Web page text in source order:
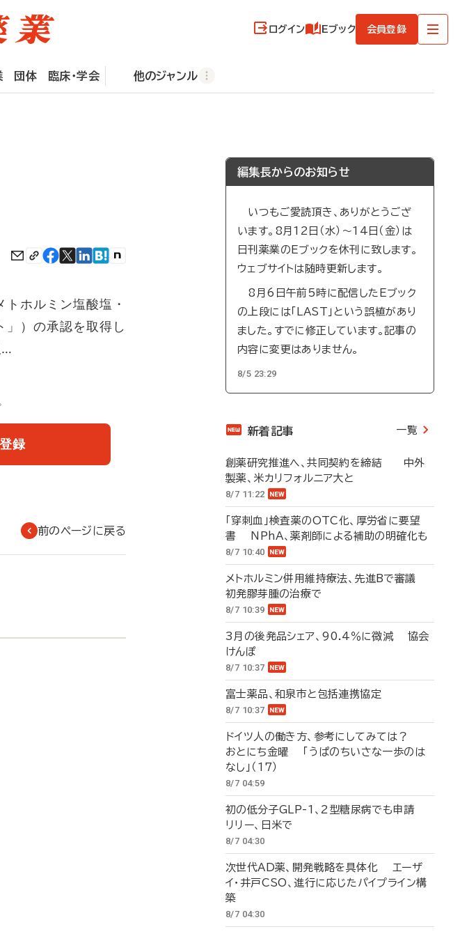
ログイン Eブック 会員登録
団体 臨床・学会 他のジャンル
ホルミン塩酸塩・
」）の承認を取得し
…
録
前のページに戻る
編集長からのお知らせ
いつもご愛読頂き、ありがとうござ
います。8月12日（水）～14日（金）は
日刊薬業のEブックを休刊に致します。
ウェブサイトは随時更新します。
8月6日午前5時に配信したEブック
の上段には「LAST」という誤植があり
ました。すでに修正しています。記事の
内容に変更はありません。
8/5 23:29
新着記事 一覧
創薬研究推進へ、共同契約を締結 中外
製薬、米カリフォルニア大と
8/7 11:22
「穿刺血」検査薬のOTC化、厚労省に要望
書 NPhA、薬剤師による補助の明確化も
8/7 10:40
メトホルミン併用維持療法、先進Bで審議
初発膠芽腫の治療で
8/7 10:39
3月の後発品シェア、90.4％に微減 協会
けんぽ
8/7 10:37
富士薬品、和泉市と包括連携協定
8/7 10:37
ドイツ人の働き方、参考にしてみては？
おとにち金曜 「うぱのちいさな一歩のは
なし」（17）
8/7 04:59
初の低分子GLP-1、2型糖尿病でも申請
リリー、日米で
8/7 04:30
次世代AD薬、開発戦略を具体化 エーザ
イ・井戸CSO、進行に応じたパイプライン構
築
8/7 04:30